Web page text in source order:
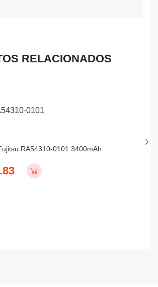
RELACIONADOS
RA54310-0101 3400mAh